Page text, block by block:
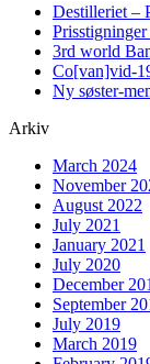
Destilleriet –
3rd world
Co[van]vid-
Ny søster-
Arkiv
March 2024
November
August 2022
July 2021
January 2021
July 2020
December
September
July 2019
March 2019